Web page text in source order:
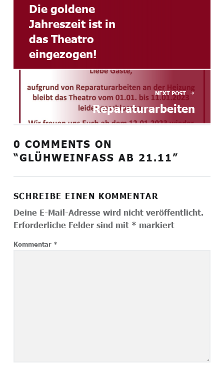
Die goldene
Jahreszeit ist in
das Theatro
eingezogen!
NEXT POST
Reparaturarbeiten
0 COMMENTS ON
“GLÜHWEINFASS AB 21.11”
SCHREIBE EINEN KOMMENTAR
Deine E-Mail-Adresse wird nicht veröffentlicht.
Erforderliche Felder sind mit * markiert
Kommentar *